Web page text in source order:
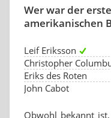
Wer war der
amerikanischen
Leif Eriksson
Christopher
Eriks des Roten
John Cabot
Obwohl bekannt